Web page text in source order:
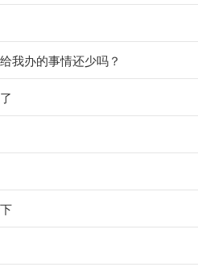
我办的事情还少吗？